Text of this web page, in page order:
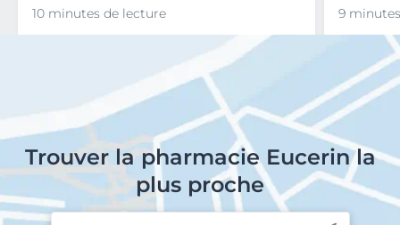
10 minutes de lecture 9
Trouver la pharmacie Eucerin la
plus proche